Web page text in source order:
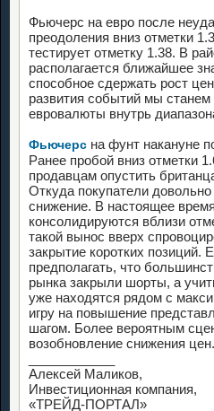
Фьючерс на евро после
преодоления вниз отметки
тестирует отметку 1.38. В
располагается ближайшее
способное сдержать рост
развития событий мы станем
евровалюты внутрь
Фьючерс на фунт накануне
Ранее пробой вниз отметки
продавцам опустить
Откуда покупатели
снижение. В настоящее
консолидируются вблизи
такой вынос вверх
закрытие коротких позиций.
предполагать, что
рынка закрыли шорты, а
уже находятся рядом с
игру на повышение
шагом. Более вероятным
возобновление снижения цен.
Алексей Маликов,
Инвестиционная компания,
«ТРЕЙД-ПОРТАЛ»